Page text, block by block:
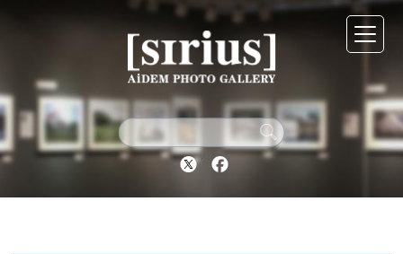
Twitter Facebook
シリウスについて
展示スケジュール